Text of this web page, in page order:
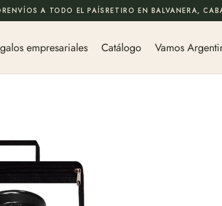
empresariales Catálogo Vamos
ENVÍOS A TODO EL PAÍSRETIRO EN BALVANERA,